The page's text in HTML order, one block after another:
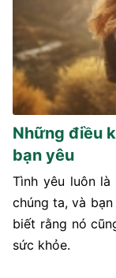
Những điều
bạn yêu
Tình yêu luôn
chúng ta, và
biết rằng nó
sức khỏe.